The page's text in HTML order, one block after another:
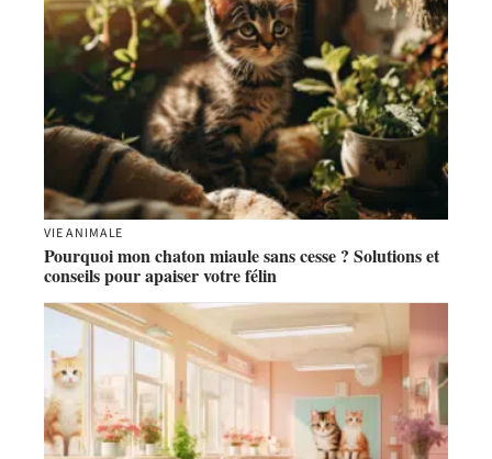
VIE ANIMALE
Pourquoi mon chaton miaule sans cesse ? Solutions et
conseils pour apaiser votre félin